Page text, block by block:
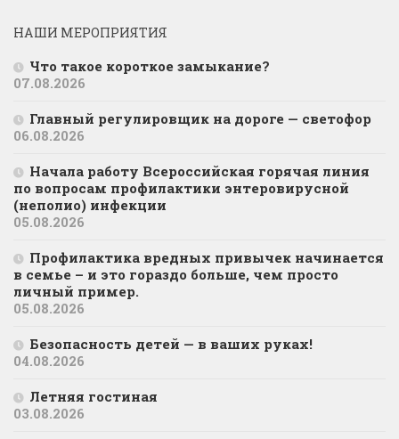
НАШИ МЕРОПРИЯТИЯ
Что такое короткое замыкание?
07.08.2026
Главный регулировщик на дороге — светофор
06.08.2026
Начала работу Всероссийская горячая линия
по вопросам профилактики энтеровирусной
(неполио) инфекции
05.08.2026
Профилактика вредных привычек начинается
в семье – и это гораздо больше, чем просто
личный пример.
05.08.2026
Безопасность детей — в ваших руках!
04.08.2026
Летняя гостиная
03.08.2026